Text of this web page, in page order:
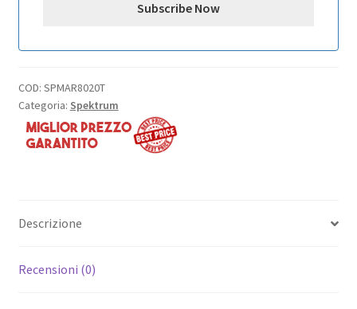
COD: SPMAR8020T
Categoria: Spektrum
Descrizione
Recensioni (0)